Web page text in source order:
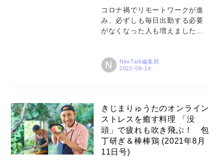
コラム
特集
事例
入れる三崎町の魅力を広く発信
する中心的な存在の1人となって
います。三崎以外の移住受け入
れを推進する地域との関わりも
住を検討する上で大切な考え...
コロナ禍でリモートワークが進
み、必ずしも毎日出勤する必要
がなくなった人も増えました。
おり、中には住みやすい場所、
自分らしい暮らしを求めて、地
が、どんなエリアに移住を希望
しているのでしょうか。移住の
際に重要なことは何か。都市部
からのUIJターン（大都市圏から
地方に移住すること）を支援す
る、NPO法人ふるさと回帰支援
N NexTalk編集部
きじまりゅうたのオンライン
ストレスを癒す料理 「没
頭」で疲れも吹き飛ぶ！ 包
丁研ぎ＆棒棒鶏 (2021年8月
11日号)